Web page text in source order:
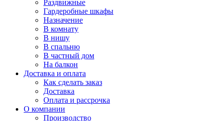
Раздвижные
Гардеробные шкафы
Назначение
В комнату
В нишу
В спальню
В частный дом
На балкон
Доставка и оплата
Как сделать заказ
Доставка
Оплата и рассрочка
О компании
Производство